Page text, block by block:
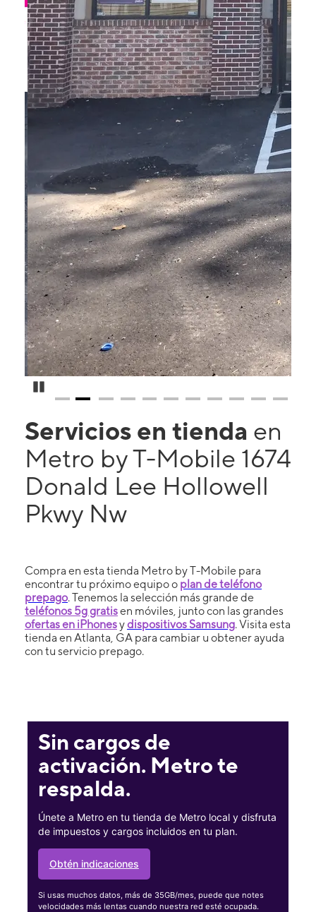
Servicios en tienda en
Metro by T-Mobile 1674
Donald Lee Hollowell
Pkwy Nw
Compra en esta tienda Metro by T-Mobile para
encontrar tu próximo equipo o plan de teléfono
prepago. Tenemos la selección más grande de
teléfonos 5g gratisen móviles, junto con las grandes
ofertas en iPhonesydispositivos Samsung. Visita esta
tienda en Atlanta, GA para cambiar u obtener ayuda
con tu servicio prepago.
Sin cargos de
activación. Metro te
respalda.
Únete a Metro en tu tienda de Metro local y disfruta
de impuestos y cargos incluidos en tu plan.
Obtén indicaciones
Si usas muchos datos, más de 35GB/mes, puede que notes
velocidades más lentas cuando nuestra red esté ocupada.